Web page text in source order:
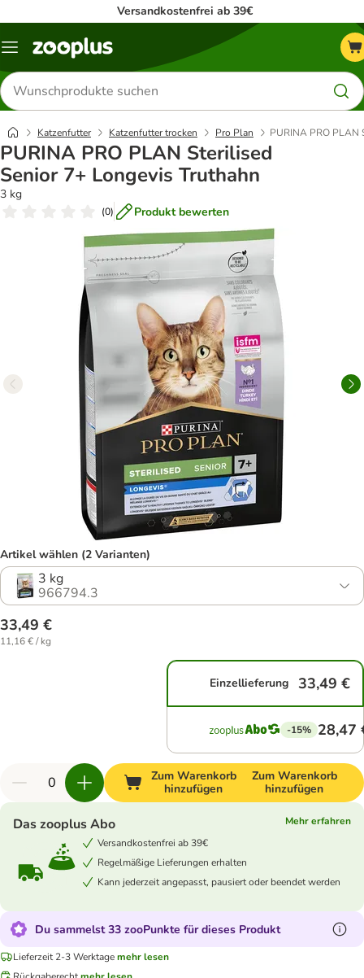
Versandkostenfrei ab 39€
Menü
Produkte
suchen
Katzenfutter Katzenfutter trocken Pro Plan PURINA PRO PLAN
PURINA PRO PLAN Sterilised
Senior 7+ Longevis Truthahn
3 kg
(0) Produkt bewerten
Artikel wählen (2 Varianten)
3 kg
966794.3
33,49 €
11,16 € / kg
Einzellieferung 33,49 €
-15% 28,47
Zum Warenkorb
hinzufügen
Zum Warenkorb
hinzufügen
Das zooplus Abo
Mehr erfahren
Versandkostenfrei ab 39€
Regelmäßige Lieferungen erhalten
Kann jederzeit angepasst, pausiert oder beendet werden
Du sammelst 33 zooPunkte für dieses Produkt
Lieferzeit 2-3 Werktagemehr lesen